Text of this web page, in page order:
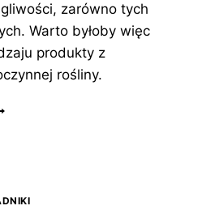
zarówno tych
Warto byłoby więc
produkty z
rośliny.